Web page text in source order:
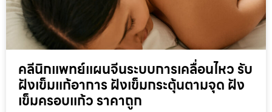
คลีนิกแพทย์แผนจีนระบบการเคลื่อนไหว รับ
ฝังเข็มแก้อาการ ฝังเข็มกระตุ้นตามจุด ฝัง
เข็มครอบแก้ว ราคาถูก